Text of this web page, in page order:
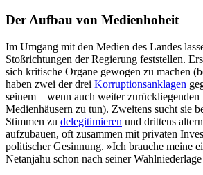
Der Aufbau von Medienhoheit
Im Umgang mit den Medien des Landes
Stoßrichtungen der Regierung feststellen.
sich kriti­sche Organe gewogen zu machen
haben zwei der drei Korrup­tionsanklagen
seinem – wenn auch weiter zurückliegenden
Medienhäusern zu tun). Zweitens sucht sie
Stimmen zu delegitimieren und drit­tens
aufzubauen, oft zu­sammen mit privaten
politischer Gesinnung. »Ich brauche meine
Netanjahu schon nach seiner